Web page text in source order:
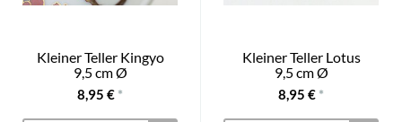
Kleiner Teller Kingyo
9,5 cm Ø
8,95 € *
Kleiner Teller Lotus
9,5 cm Ø
8,95 € *